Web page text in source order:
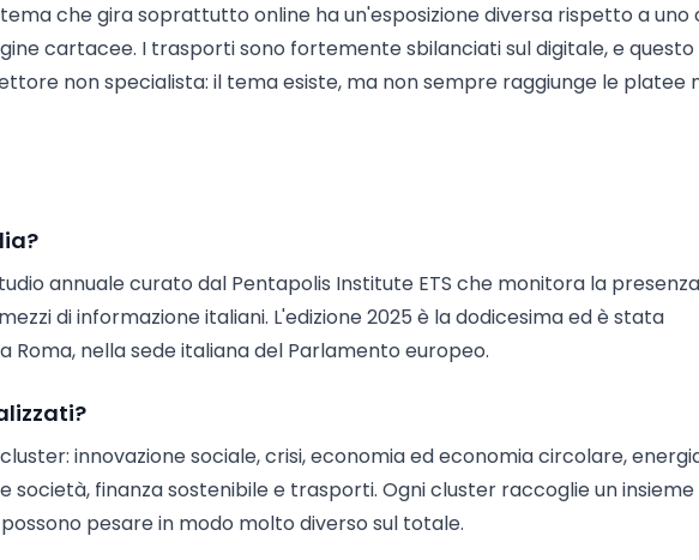
tema che gira soprattutto online ha un'esposizione diversa rispetto a uno
cartacee. I trasporti sono fortemente sbilanciati sul digitale, e questo
non specialista: il tema esiste, ma non sempre raggiunge le platee
annuale curato dal Pentapolis Institute ETS che monitora la
di informazione italiani. L'edizione 2025 è la dodicesima ed è stata
Roma, nella sede italiana del Parlamento europeo.
innovazione sociale, crisi, economia ed economia circolare,
società, finanza sostenibile e trasporti. Ogni cluster raccoglie un insieme
pesare in modo molto diverso sul totale.